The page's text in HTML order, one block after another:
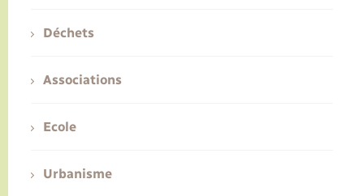
Déchets
Associations
Ecole
Urbanisme